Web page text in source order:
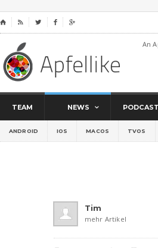
⌂    
An
TEAM NEWS PODCAST
ANDROID IOS MACOS TVOS
Tim
mehr Artikel